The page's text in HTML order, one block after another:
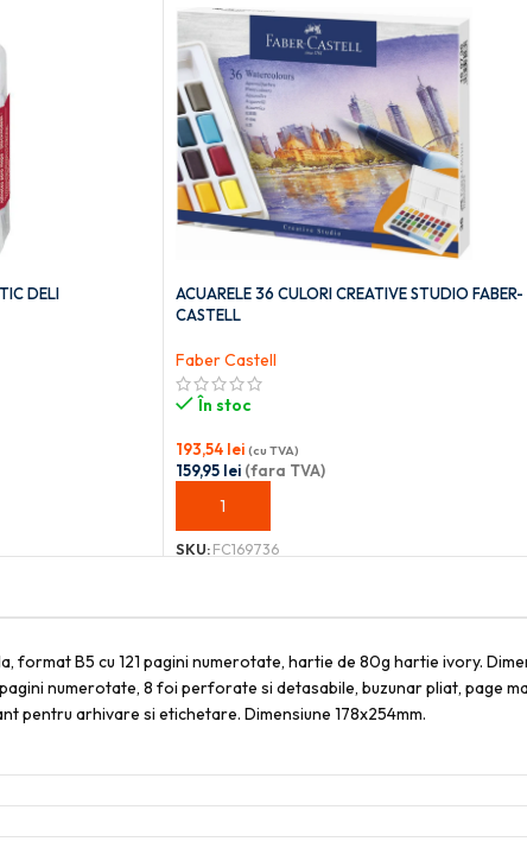
DELI
ACUARELE 36 CULORI CREATIVE STUDIO FABER-
CASTELL
Faber Castell
În stoc
193,54 lei (cu TVA)
159,95 lei(fara TVA)
ADAUGĂ ÎN COȘ
SKU:FC169736
format B5 cu 121 pagini numerotate, hartie de 80g hartie ivory.
pagini numerotate, 8 foi perforate si detasabile, buzunar pliat,
pentru arhivare si etichetare. Dimensiune 178x254mm.